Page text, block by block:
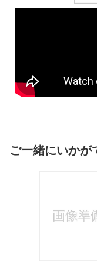
ご一緒にいかが